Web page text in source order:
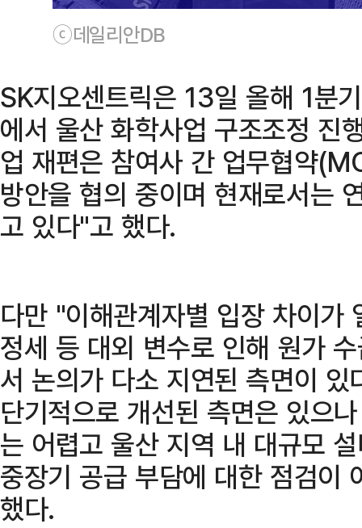
ⓒ데일리안DB
SK지오센트릭은 13일 올해 1분
에서 울산 화학사업 구조조정 진
업 재편은 참여사 간 업무협약
방안을 협의 중이며 현재로서는
고 있다"고 했다.
다만 "이해관계자별 입장 차이가
정세 등 대외 변수로 인해 원가
서 논의가 다소 지연된 측면이
단기적으로 개선된 측면은 있으
는 어렵고 울산 지역 내 대규모
중장기 공급 부담에 대한 점검이
했다.